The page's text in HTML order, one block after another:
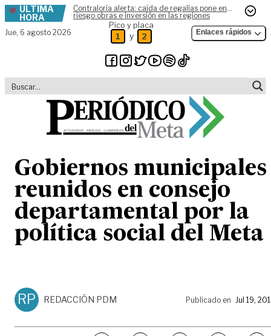
Skip to content
ÚLTIMA
HORA
Contraloría alerta: caída de regalías pone en
riesgo obras e inversión en las regiones
Jue, 6 agosto 2026
Pico y placa
1 y 2 Enlaces rápidos
Gobiernos municipales
reunidos en consejo
departamental por la
política social del Meta
RP REDACCIÓN PDM Publicado en Jul 19,